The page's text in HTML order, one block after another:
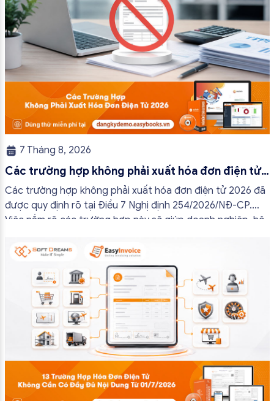
7 Tháng 8, 2026
Các trường hợp không phải xuất hóa đơn điện tử
2026
Các trường hợp không phải xuất hóa đơn điện tử 2026 đã
được quy định rõ tại Điều 7 Nghị định 254/2026/NĐ-CP.
Việc nắm rõ các trường hợp này sẽ giúp doanh nghiệp, hộ
tránh lập hóa đơn không cần thiết hoặc áp […]